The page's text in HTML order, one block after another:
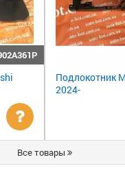
Уточнить
цену
Подлокотник
2024-
Все товары